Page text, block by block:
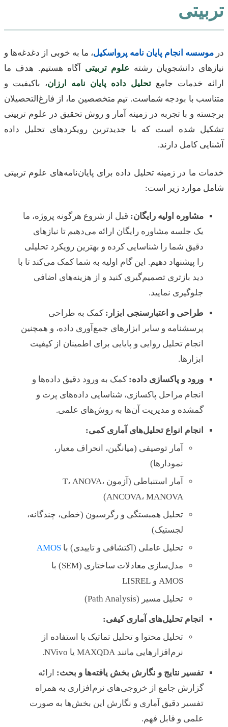
تربیتی
در موسسه انجام پایان نامه پرواسکیل، ما به خوبی از دغدغه‌ها و
نیازهای دانشجویان رشته علوم تربیتی آگاه هستیم. هدف ما
ارائه خدمات جامع تحلیل داده پایان نامه ارزان، باکیفیت و
متناسب با بودجه شماست. تیم متخصصین ما، از فارغ‌التحصیلان
برجسته و با تجربه در زمینه آمار و روش تحقیق در علوم تربیتی
تشکیل شده است که با جدیدترین رویکردهای تحلیل داده
آشنایی کامل دارند.
خدمات ما در زمینه تحلیل داده برای پایان‌نامه‌های علوم تربیتی
شامل موارد زیر است:
مشاوره اولیه رایگان: قبل از شروع هرگونه پروژه، ما
یک جلسه مشاوره رایگان ارائه می‌دهیم تا نیازهای
دقیق شما را شناسایی کرده و بهترین رویکرد تحلیلی
را پیشنهاد دهیم. این گام اولیه به شما کمک می‌کند تا با
دید بازتری تصمیم‌گیری کنید و از هزینه‌های اضافی
جلوگیری نمایید.
طراحی و اعتبارسنجی ابزار: کمک به طراحی
پرسشنامه و سایر ابزارهای جمع‌آوری داده، و همچنین
انجام تحلیل روایی و پایایی برای اطمینان از کیفیت
ابزارها.
ورود و پاکسازی داده: کمک به ورود دقیق داده‌ها و
انجام مراحل پاکسازی، شناسایی داده‌های پرت و
گمشده و مدیریت آن‌ها به روش‌های علمی.
انجام انواع تحلیل‌های آماری کمی:
آمار توصیفی (میانگین، انحراف معیار،
نمودارها)
آمار استنباطی (آزمون T، ANOVA،
ANCOVA، MANOVA)
تحلیل همبستگی و رگرسیون (خطی، چندگانه،
لجستیک)
تحلیل عاملی (اکتشافی و تاییدی) با AMOS
مدل‌سازی معادلات ساختاری (SEM) با
AMOS و LISREL
تحلیل مسیر (Path Analysis)
انجام تحلیل‌های آماری کیفی:
تحلیل محتوا و تحلیل تماتیک با استفاده از
نرم‌افزارهایی مانند MAXQDA یا NVivo.
تفسیر نتایج و نگارش بخش یافته‌ها و بحث: ارائه
گزارش جامع از خروجی‌های نرم‌افزاری به همراه
تفسیر دقیق آماری و نگارش این بخش‌ها به صورت
علمی و قابل فهم.